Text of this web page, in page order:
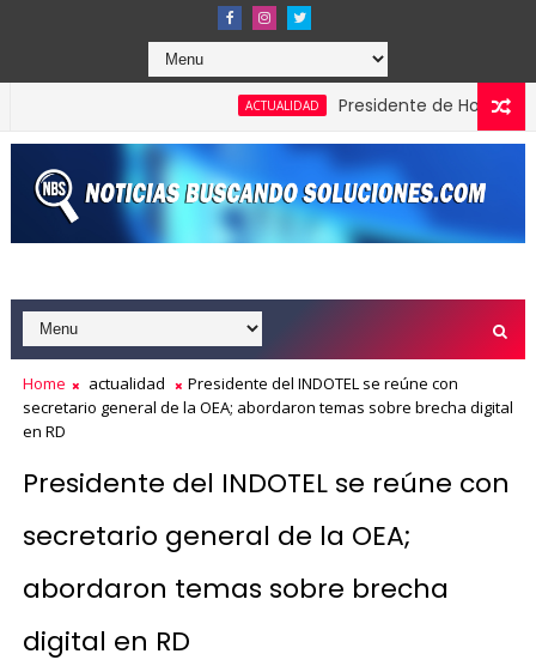
ACTUALIDAD Presidente de Honduras
Home actualidad
Presidente del INDOTEL se reúne con
secretario general de la OEA; abordaron temas sobre brecha digital
en RD
Presidente del INDOTEL se reúne con
secretario general de la OEA;
abordaron temas sobre brecha
digital en RD